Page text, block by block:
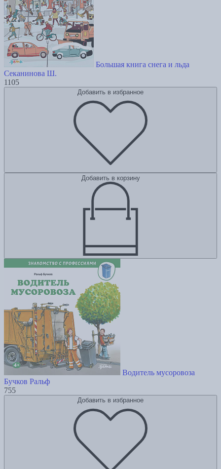
Большая книга снега и льда
Секанинова Ш.
1105
Добавить в избранное
Добавить в корзину
Водитель мусоровоза
Бучков Ральф
755
Добавить в избранное